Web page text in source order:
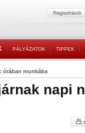
PÁLYÁZATOK TIPPEK
órában munkába
napi